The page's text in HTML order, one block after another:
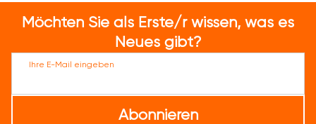
Möchten Sie als Erste/r wissen, was es
Neues gibt?
Ihre E-Mail eingeben
Abonnieren